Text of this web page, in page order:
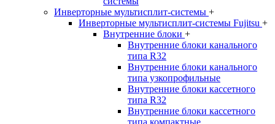
Инверторные мультисплит-системы +
Инверторные мультисплит-системы Fujitsu +
Внутренние блоки +
Внутренние блоки канального
типа R32
Внутренние блоки канального
типа узкопрофильные
Внутренние блоки кассетного
типа R32
Внутренние блоки кассетного
типа компактные